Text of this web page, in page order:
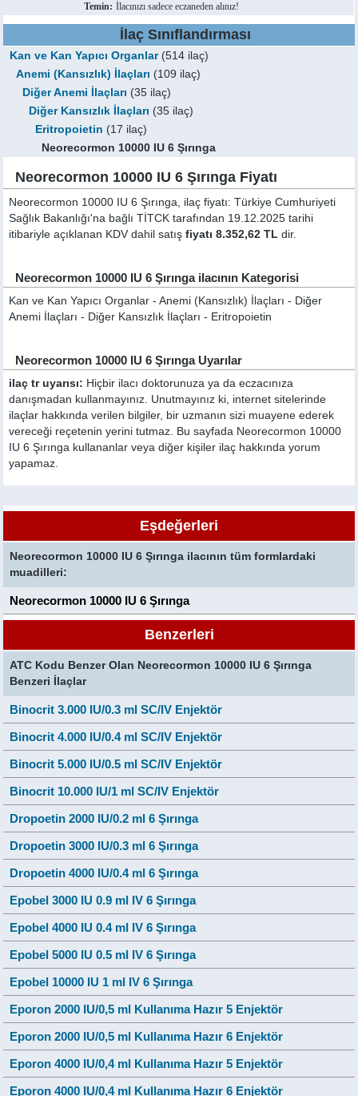
Temin: İlacınızı sadece eczaneden alınız!
İlaç Sınıflandırması
Kan ve Kan Yapıcı Organlar(514 ilaç)
Anemi (Kansızlık) İlaçları (109 ilaç)
Diğer Anemi İlaçları (35 ilaç)
Diğer Kansızlık İlaçları (35 ilaç)
Eritropoietin (17 ilaç)
Neorecormon 10000 IU 6 Şırınga
Neorecormon 10000 IU 6 Şırınga Fiyatı
Neorecormon 10000 IU 6 Şırınga, ilaç fiyatı: Türkiye Cumhuriyeti
Sağlık Bakanlığı'na bağlı TİTCK tarafından 19.12.2025 tarihi
itibariyle açıklanan KDV dahil satışfiyatı 8.352,62 TL dir.
Neorecormon 10000 IU 6 Şırınga ilacının Kategorisi
Kan ve Kan Yapıcı Organlar - Anemi (Kansızlık) İlaçları - Diğer
Anemi İlaçları - Diğer Kansızlık İlaçları - Eritropoietin
Neorecormon 10000 IU 6 Şırınga Uyarılar
ilaç tr uyarısı: Hiçbir ilacı doktorunuza ya da eczacınıza
danışmadan kullanmayınız. Unutmayınız ki, internet sitelerinde
ilaçlar hakkında verilen bilgiler, bir uzmanın sizi muayene ederek
vereceği reçetenin yerini tutmaz. Bu sayfada Neorecormon 10000
IU 6 Şırınga kullananlar veya diğer kişiler ilaç hakkında yorum
yapamaz.
Eşdeğerleri
Neorecormon 10000 IU 6 Şırınga ilacının tüm formlardaki
muadilleri:
Neorecormon 10000 IU 6 Şırınga
Benzerleri
ATC Kodu Benzer Olan Neorecormon 10000 IU 6 Şırınga
Benzeri İlaçlar
Binocrit 3.000 IU/0.3 ml SC/IV Enjektör
Binocrit 4.000 IU/0.4 ml SC/IV Enjektör
Binocrit 5.000 IU/0.5 ml SC/IV Enjektör
Binocrit 10.000 IU/1 ml SC/IV Enjektör
Dropoetin 2000 IU/0.2 ml 6 Şırınga
Dropoetin 3000 IU/0.3 ml 6 Şırınga
Dropoetin 4000 IU/0.4 ml 6 Şırınga
Epobel 3000 IU 0.9 ml IV 6 Şırınga
Epobel 4000 IU 0.4 ml IV 6 Şırınga
Epobel 5000 IU 0.5 ml IV 6 Şırınga
Epobel 10000 IU 1 ml IV 6 Şırınga
Eporon 2000 IU/0,5 ml Kullanıma Hazır 5 Enjektör
Eporon 2000 IU/0,5 ml Kullanıma Hazır 6 Enjektör
Eporon 4000 IU/0,4 ml Kullanıma Hazır 5 Enjektör
Eporon 4000 IU/0,4 ml Kullanıma Hazır 6 Enjektör